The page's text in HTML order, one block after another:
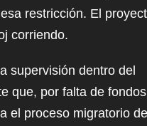
restricción. El
corriendo.
supervisión dentro del
que, por falta de
el proceso migratorio de